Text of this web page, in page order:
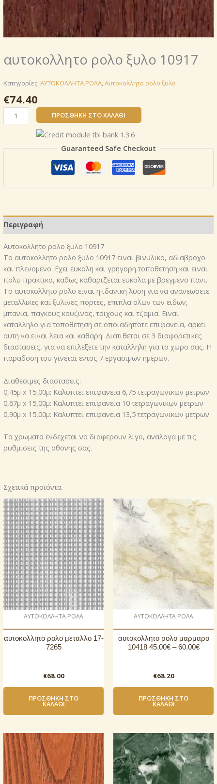
αυτοκoλλητο ρολo ξυλο 10917
Κατηγορίες: AΥΤΟΚΟΛΛΗΤΑ ΡΟΛΑ,Αυτοκoλλητο ρολo ξυλο
€74.40
αυτοκoλλητο
ρολo
ΠΡΟΣΘΉΚΗ ΣΤΟ ΚΑΛΆΘΙ
Guaranteed Safe Checkout
Περιγραφή
Αυτοκoλλητο ρολo ξυλο 10917
Το αυτοκoλλητο ρολo ξυλο 10917 ειναι βινυλικο, αδιαβροχο
και πλενομενο. Εχει ευκολη και γρηγορη τοποθετηση και ειναι
πολυ πρακτικο, καθως καθαριζεται ευκολα με βρεγμενο πανι.
Το αυτοκολλητο ρολο ειναι η ιδανικη λυση για να ανανεωσετε
μεταλλικες και ξυλινες πορτες, επιπλα ολων των ειδων,
μπανια, παγκους κουζινας, τοιχους και τζαμια. Ειναι
καταλληλο για τοποθετηση σε οποιαδηποτε επιφανεια, αρκει
αυτη να ειναι λεια και καθαρη. Διατιθεται σε 3 διαφορετικες
διαστασεις, για να επιλεξετε την καταλληλη για το χωρο σας. Η
παραδοση του γινεται εντος 7 εργασιμων ημερων.
Διαθεσιμες διαστασεις:
0,45μ x 15,00μ: Καλυπτει επιφανεια 6,75 τετραγωνικων μετρων.
0,67μ x 15,00μ: Καλυπτει επιφανεια 10 τετραγωνικων μετρων
0,90μ x 15,00μ: Καλυπτει επιφανεια 13,5 τετραγωνικων μετρων.
Τα χρωματα ενδεχεται να διαφερουν λιγο, αναλογα με τις
ρυθμισεις της οθονης σας.
Σχετικά προϊόντα
AΥΤΟΚΟΛΛΗΤΑ ΡΟΛΑ
αυτοκoλλητο ρολo μεταλλο 17-
7265
€68.00
ΠΡΟΣΘΉΚΗ ΣΤΟ
ΚΑΛΆΘΙ
AΥΤΟΚΟΛΛΗΤΑ ΡΟΛΑ
αυτοκoλλητο ρολo μαρμαρο
10418 45.00€ – 60.00€
€68.20
ΠΡΟΣΘΉΚΗ ΣΤΟ
ΚΑΛΆΘΙ